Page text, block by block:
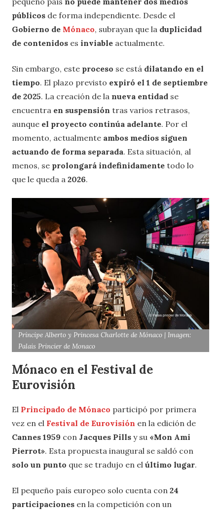
públicos de forma independiente. Desde el
Gobierno de Mónaco, subrayan que la duplicidad
de contenidos es inviable actualmente.
Sin embargo, este proceso se está dilatando en el
tiempo. El plazo previsto expiró el 1 de septiembre
de 2025. La creación de la nueva entidad se
encuentra en suspensión tras varios retrasos,
aunque el proyecto continúa adelante. Por el
momento, actualmente ambos medios siguen
actuando de forma separada. Esta situación, al
menos, se prolongará indefinidamente todo lo
que le queda a 2026.
Príncipe Alberto y Princesa Charlotte de Mónaco | Imagen:
Palais Princier de Monaco
Mónaco en el Festival de
Eurovisión
El Principado de Mónaco participó por primera
vez en el Festival de Eurovisión en la edición de
Cannes 1959 con Jacques Pills y su «Mon Ami
Pierrot». Esta propuesta inaugural se saldó con
solo un punto que se tradujo en el último lugar.
El pequeño país europeo solo cuenta con 24
participaciones en la competición con un